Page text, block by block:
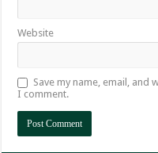
Website
Save my name, email,
I comment.